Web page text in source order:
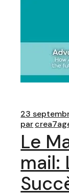
23
par
Le
mail: